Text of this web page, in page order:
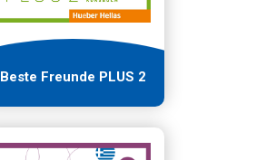
Beste Freunde PLUS 2